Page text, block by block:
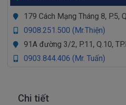
179 Cách Mạng Tháng 8, P.5,
0908.251.500 (Mr.Thiện)
91A đường 3/2, P.11, Q.10,
0903.844.406 (Mr. Tuấn)
Chi tiết